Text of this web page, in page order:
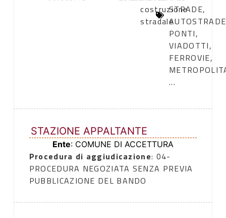
costruzione
stradale
STRADE,
PONTI,
VIADOTTI,
FERROVIE,
...
STAZIONE APPALTANTE
Ente: COMUNE DI ACCETTURA
Procedura di aggiudicazione: 04-
PROCEDURA NEGOZIATA SENZA PREVIA
PUBBLICAZIONE DEL BANDO